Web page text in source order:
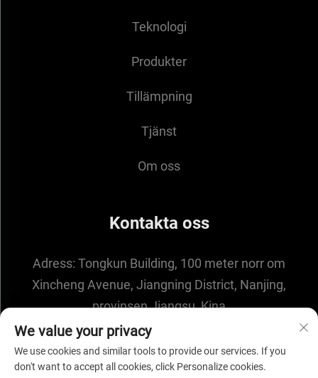
Teknologi
Produkter
Tillämpning
Tjänst
Om oss
Kontakta oss
Adress: Tongkun Building, 100 meter norr om
Xincheng Avenue, Jiangning District, Nanjing,
provinsen Jiangsu, Kina
E-post: [email protected]
We value your privacy
We use cookies and similar tools to provide our services. If you
don't want to accept all cookies, click Personalize cookies.